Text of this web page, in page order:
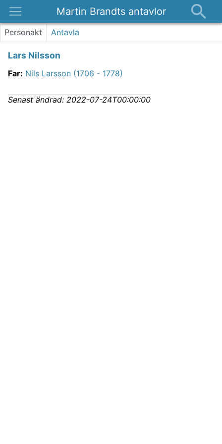
Martin Brandts antavlor
Platser
Personakt Antavla
Lars Nilsson
Far: Nils Larsson (1706 - 1778)
Senast ändrad: 2022-07-24T00:00:00